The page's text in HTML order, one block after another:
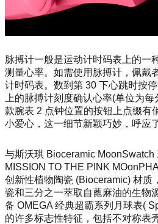
脉搏计一般是运动计时码表上的一
测量心率。如需使用脉搏计，佩戴
计时码表。数到第 30 下心跳时按
上的脉搏计刻度确认心率(单位为
款腕表 2 点钟位置的按钮上点缀有
小爱心，这一细节新颖巧妙，呼应
与斯沃琪 Bioceramic MoonSwatch
MISSION TO THE PINK MOo
创新性植物陶瓷 (Bioceramic) 材质
瓷和三分之一萃取自蓖麻油的生物
备 OMEGA 经典超霸系列月球表(
的许多标志性特征，包括不对称表